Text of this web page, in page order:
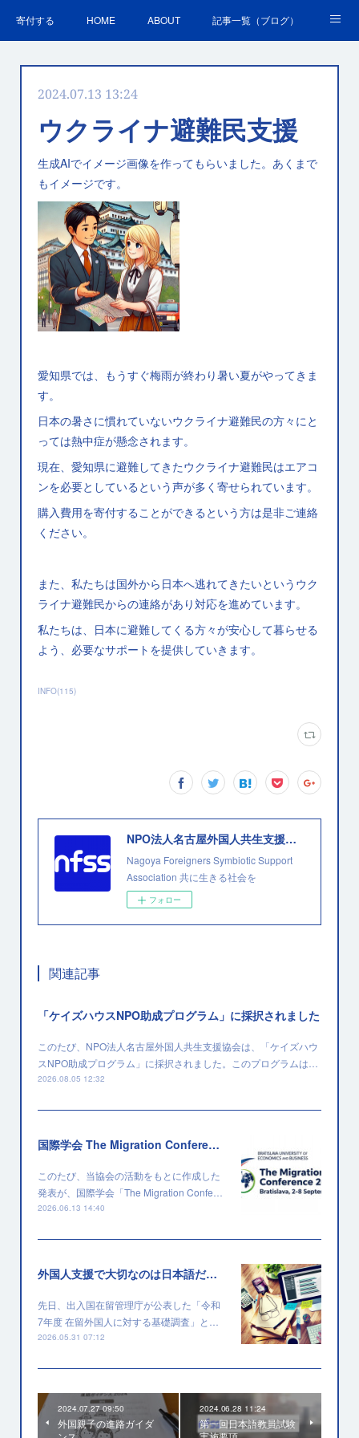
寄付する HOME ABOUT 記事一覧（ブログ）
ＳＤＧｓの取組 お問合せ
2024.07.13 13:24
ウクライナ避難民支援
生成AIでイメージ画像を作ってもらいました。あくまで
もイメージです。
愛知県では、もうすぐ梅雨が終わり暑い夏がやってきま
す。
日本の暑さに慣れていないウクライナ避難民の方々にと
っては熱中症が懸念されます。
現在、愛知県に避難してきたウクライナ避難民はエアコ
ンを必要としているという声が多く寄せられています。
購入費用を寄付することができるという方は是非ご連絡
ください。
また、私たちは国外から日本へ逃れてきたいというウク
ライナ避難民からの連絡があり対応を進めています。
私たちは、日本に避難してくる方々が安心して暮らせる
よう、必要なサポートを提供していきます。
INFO(115)
NPO法人名古屋外国人共生支援協会
Nagoya Foreigners Symbiotic Support
Association 共に生きる社会を
フォロー
関連記事
「ケイズハウスNPO助成プログラム」に採択されました
このたび、NPO法人名古屋外国人共生支援協会は、「ケイズハウ
スNPO助成プログラム」に採択されました。このプログラムは…
2026.08.05 12:32
国際学会 The Migration Conference 2026 に採択されました
このたび、当協会の活動をもとに作成した
発表が、国際学会「The Migration Confe…
2026.06.13 14:40
外国人支援で大切なのは日本語だけではない
先日、出入国在留管理庁が公表した「令和
7年度 在留外国人に対する基礎調査」と…
2026.05.31 07:12
2024.07.27 09:50
外国親子の進路ガイダ
2024.06.28 11:24
第一回日本語教員試験